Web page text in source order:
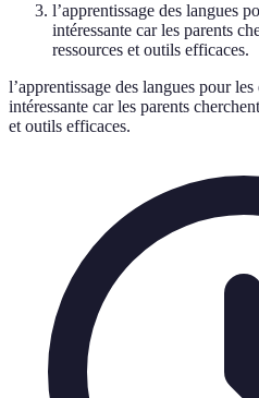
l’apprentissage des langues
intéressante car les parents
ressources et outils efficaces.
l’apprentissage des langues pour
intéressante car les parents
et outils efficaces.